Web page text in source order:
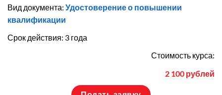
Вид документа: Удостоверение о повышении
квалификации
Срок действия: 3 года
Стоимость курса:
2 100 рублей